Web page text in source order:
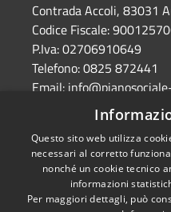
Contrada Accoli, 83031
Codice Fiscale:
P.Iva:02706910649
Telefono:0825 872441
Email:
Accessibilità
Privacy
Questo sito web utilizza
necessari al corretto
nonché un cookie tecnico
informazioni
Per maggiori dettagli, può